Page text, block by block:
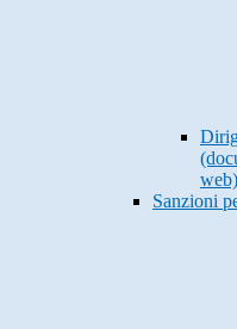
web)
Sanzioni